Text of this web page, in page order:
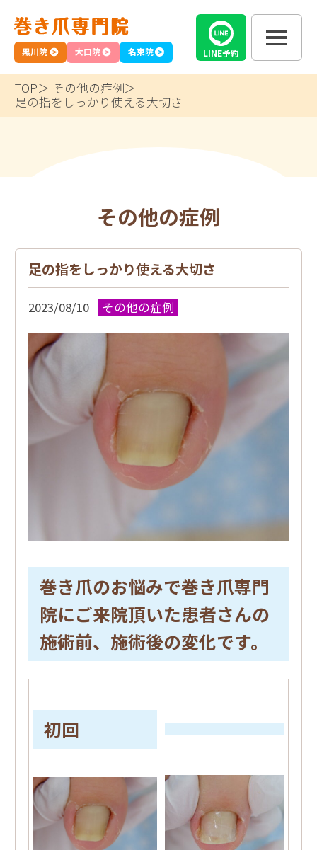
名東院
黒川院 大口院 LINE予約
TOP
その他の症例
足の指をしっかり使える大切さ
その他の症例
足の指をしっかり使える大切さ
2023/08/10 その他の症例
巻き爪のお悩みで巻き爪専門
院にご来院頂いた患者さんの
施術前、施術後の変化です。
初回